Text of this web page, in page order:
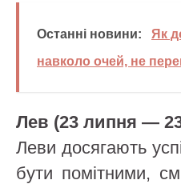
Останні новини:
Як
навколо очей, не
Лев (23 липня —
Леви досягають
бути помітними,